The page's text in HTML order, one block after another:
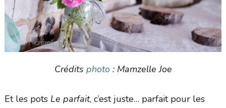
Crédits photo: Mamzelle Joe
Et les pots Le parfait, c’est juste… parfait pour les